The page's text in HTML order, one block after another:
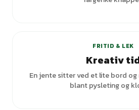
FRITID & LEK
Kreativ
En jente sitter ved et lite bord
blant pysleting og